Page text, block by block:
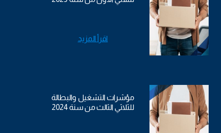
اقرأ المزيد
مؤشرات التشغيل والبطالة
للثلاثي الثالث من سنة 2024